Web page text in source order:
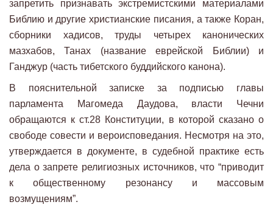
запретить признавать экстремистскими материалами
Библию и другие христианские писания, а также Коран,
сборники хадисов, труды четырех канонических
мазхабов, Танах (название еврейской Библии) и
Ганджур (часть тибетского буддийского канона).
В пояснительной записке за подписью главы
парламента Магомеда Даудова, власти Чечни
обращаются к ст.28 Конституции, в которой сказано о
свободе совести и вероисповедания. Несмотря на это,
утверждается в документе, в судебной практике есть
дела о запрете религиозных источников, что “приводит
к общественному резонансу и массовым
возмущениям”.